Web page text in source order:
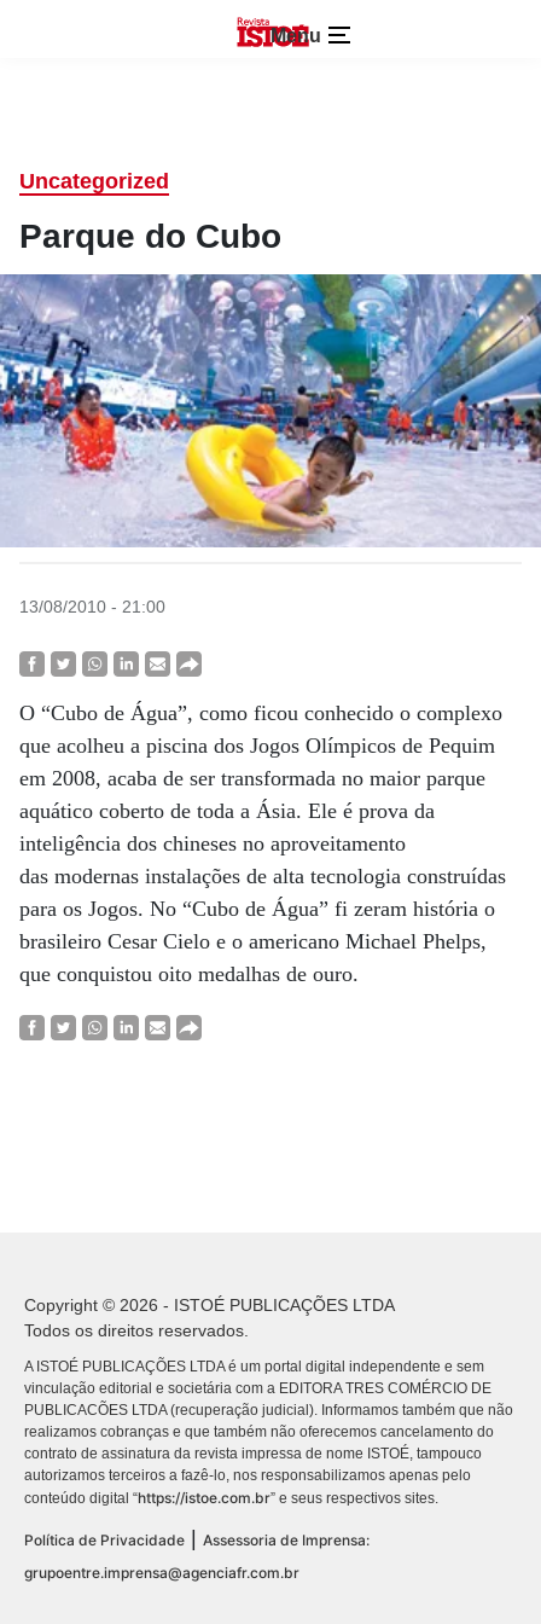
Menu
Uncategorized
Parque do Cubo
13/08/2010 - 21:00
O “Cubo de Água”, como ficou conhecido o complexo
que acolheu a piscina dos Jogos Olímpicos de Pequim
em 2008, acaba de ser transformada no maior parque
aquático coberto de toda a Ásia. Ele é prova da
inteligência dos chineses no aproveitamento
das modernas instalações de alta tecnologia construídas
para os Jogos. No “Cubo de Água” fi zeram história o
brasileiro Cesar Cielo e o americano Michael Phelps,
que conquistou oito medalhas de ouro.
Copyright © 2026 - ISTOÉ PUBLICAÇÕES LTDA
Todos os direitos reservados.
A ISTOÉ PUBLICAÇÕES LTDA é um portal digital independente e sem
vinculação editorial e societária com a EDITORA TRES COMÉRCIO DE
PUBLICACÕES LTDA (recuperação judicial). Informamos também que não
realizamos cobranças e que também não oferecemos cancelamento do
contrato de assinatura da revista impressa de nome ISTOÉ, tampouco
autorizamos terceiros a fazê-lo, nos responsabilizamos apenas pelo
conteúdo digital “https://istoe.com.br” e seus respectivos sites.
Política de Privacidade
Assessoria de Imprensa:
grupoentre.imprensa@agenciafr.com.br